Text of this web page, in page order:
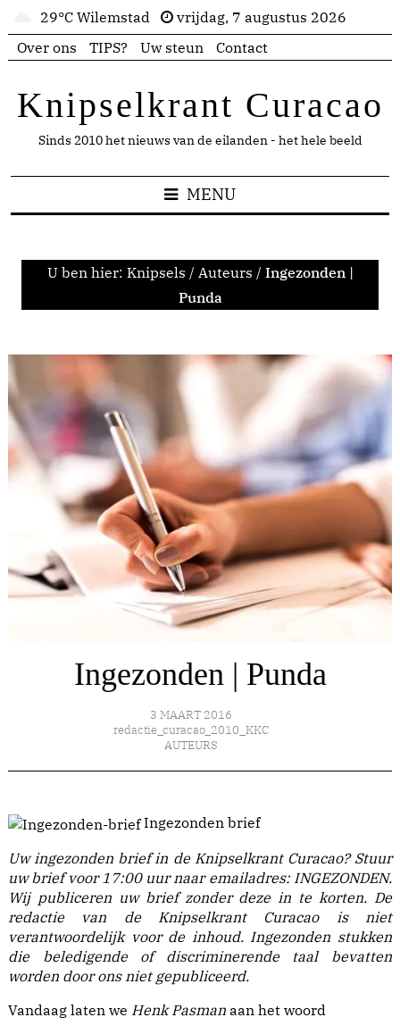
29°C Wilemstad
vrijdag, 7 augustus 2026
Over ons
TIPS? Uw steun Contact
Knipselkrant Curacao
Sinds 2010 het nieuws van de eilanden - het hele beeld
MENU
U ben hier: Knipsels / Auteurs / Ingezonden |
Punda
Ingezonden | Punda
3 MAART 2016
redactie_curacao_2010_KKC
AUTEURS
Ingezonden brief
Uw ingezonden brief in de Knipselkrant Curacao? Stuur
uw brief voor 17:00 uur naar emailadres: INGEZONDEN.
Wij publiceren uw brief zonder deze in te korten. De
redactie van de Knipselkrant Curacao is niet
verantwoordelijk voor de inhoud. Ingezonden stukken
die beledigende of discriminerende taal bevatten
worden door ons niet gepubliceerd.
Vandaag laten we Henk Pasman aan het woord